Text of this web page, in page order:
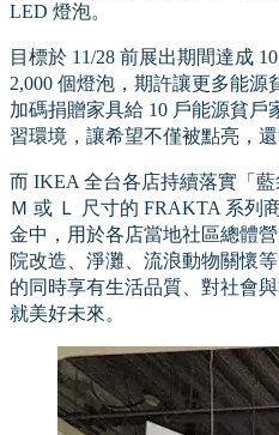
LED 燈泡。
目標於 11/28 前展出期間達成
2,000 個燈泡，期許讓更多能
加碼捐贈家具給 10 戶能源貧
習環境，讓希望不僅被點亮，還
而 IKEA 全台各店持續落實「
Ｍ 或 Ｌ 尺寸的 FRAKTA 系列
金中，用於各店當地社區總體
院改造、淨灘、流浪動物關懷
的同時享有生活品質、對社會
就美好未來。